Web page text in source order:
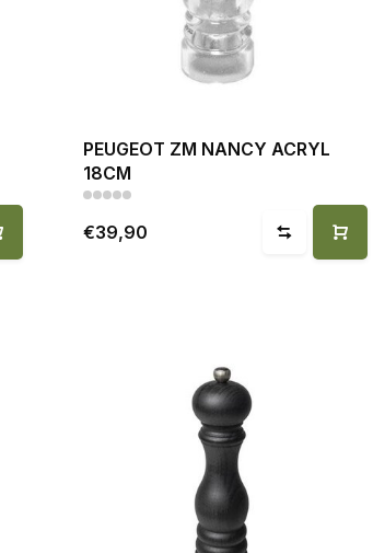
PEUGEOT ZM NANCY ACRYL
18CM
€39,90